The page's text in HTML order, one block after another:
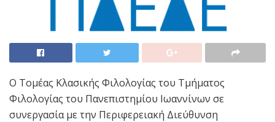
Ο Τομέας Κλασικής Φιλολογίας του Τμήματος
Φιλολογίας του Πανεπιστημίου Ιωαννίνων σε
συνεργασία με την Περιφερειακή Διεύθυνση